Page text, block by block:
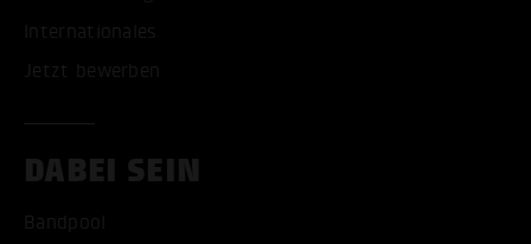
Internationales
Jetzt bewerben
DABEI SEIN
Bandpool